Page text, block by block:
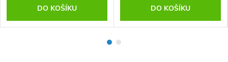
DO KOŠÍKU DO KOŠÍKU